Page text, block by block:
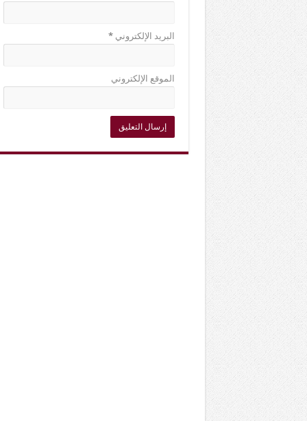
البريد الإلكتروني*
الموقع الإلكتروني